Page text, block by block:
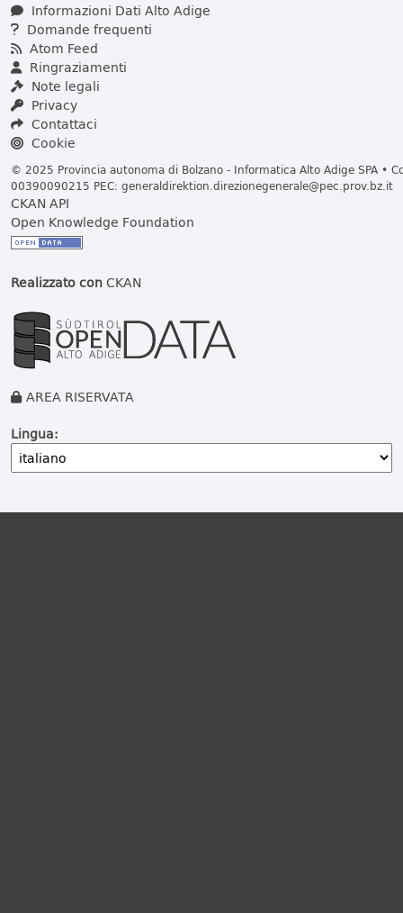
Informazioni Dati Alto Adige
Domande frequenti
Atom Feed
Ringraziamenti
Note legali
Privacy
Contattaci
Cookie
© 2025 Provincia autonoma di Bolzano - Informatica Alto Adige SPA •
00390090215 PEC: generaldirektion.direzionegenerale@pec.prov.bz.it
CKAN API
Open Knowledge Foundation
Realizzato conCKAN
AREA RISERVATA
Lingua